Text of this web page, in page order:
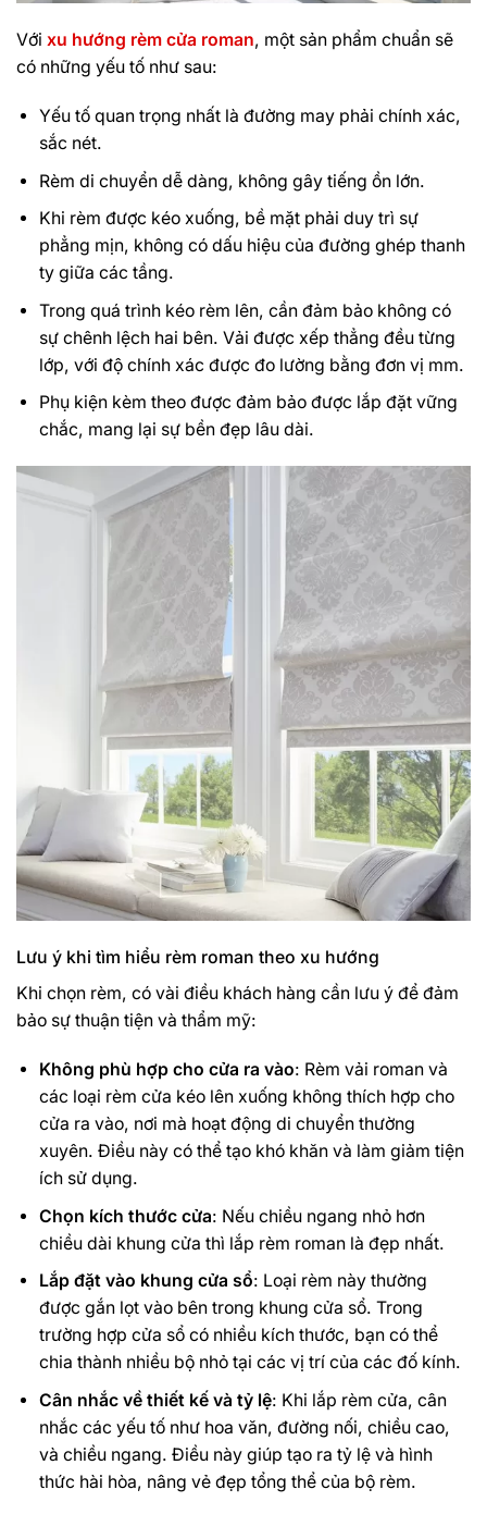
Với xu hướng rèm cửa roman, một sản phẩm chuẩn sẽ
có những yếu tố như sau:
Yếu tố quan trọng nhất là đường may phải chính xác,
sắc nét.
Rèm di chuyển dễ dàng, không gây tiếng ồn lớn.
Khi rèm được kéo xuống, bề mặt phải duy trì sự
phẳng mịn, không có dấu hiệu của đường ghép thanh
ty giữa các tầng.
Trong quá trình kéo rèm lên, cần đảm bảo không có
sự chênh lệch hai bên. Vải được xếp thẳng đều từng
lớp, với độ chính xác được đo lường bằng đơn vị mm.
Phụ kiện kèm theo được đảm bảo được lắp đặt vững
chắc, mang lại sự bền đẹp lâu dài.
Lưu ý khi tìm hiểu rèm roman theo xu hướng
Khi chọn rèm, có vài điều khách hàng cần lưu ý để đảm
bảo sự thuận tiện và thẩm mỹ:
Không phù hợp cho cửa ra vào: Rèm vải roman và
các loại rèm cửa kéo lên xuống không thích hợp cho
cửa ra vào, nơi mà hoạt động di chuyển thường
xuyên. Điều này có thể tạo khó khăn và làm giảm tiện
ích sử dụng.
Chọn kích thước cửa: Nếu chiều ngang nhỏ hơn
chiều dài khung cửa thì lắp rèm roman là đẹp nhất.
Lắp đặt vào khung cửa sổ: Loại rèm này thường
được gắn lọt vào bên trong khung cửa sổ. Trong
trường hợp cửa sổ có nhiều kích thước, bạn có thể
chia thành nhiều bộ nhỏ tại các vị trí của các đố kính.
Cân nhắc về thiết kế và tỷ lệ: Khi lắp rèm cửa, cân
nhắc các yếu tố như hoa văn, đường nối, chiều cao,
và chiều ngang. Điều này giúp tạo ra tỷ lệ và hình
thức hài hòa, nâng vẻ đẹp tổng thể của bộ rèm.